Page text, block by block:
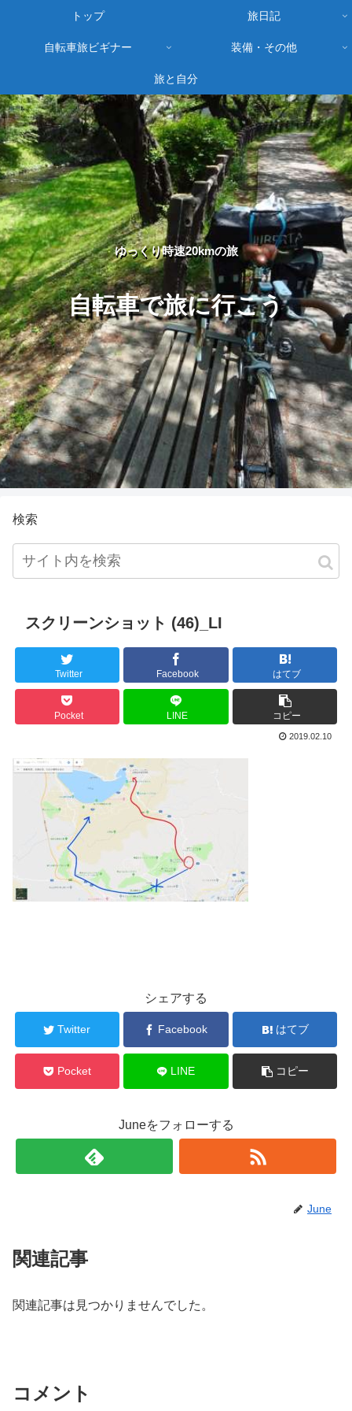
ゆっくり時速20kmの旅
自転車で旅に行こう
トップ 旅日記
自転車旅ビギナー 装備・その他
旅と自分
検索
スクリーンショット (46)_LI
Twitter Facebook はてブ
Pocket LINE コピー
2019.02.10
シェアする
Twitter Facebook はてブ
Pocket LINE コピー
Juneをフォローする
June
関連記事
関連記事は見つかりませんでした。
コメント